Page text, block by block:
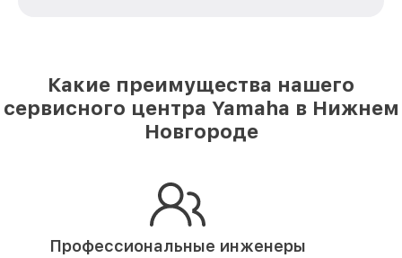
Какие преимущества нашего
сервисного центра Yamaha в Нижнем
Новгороде
Профессиональные инженеры